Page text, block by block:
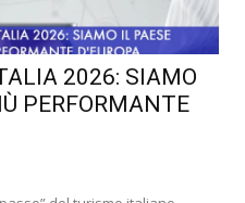
2026: SIAMO
PERFORMANTE